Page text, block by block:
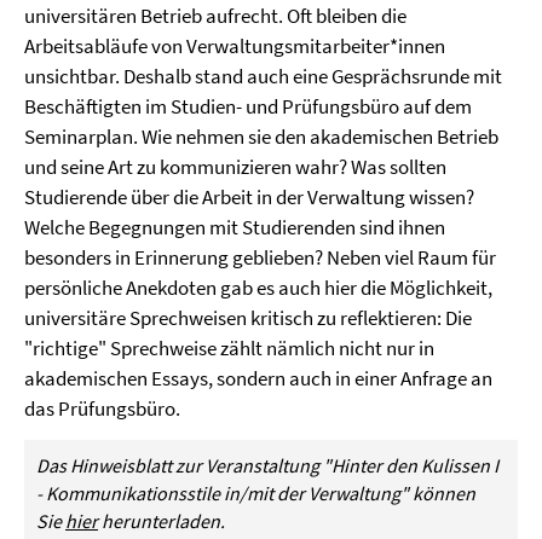
universitären Betrieb aufrecht. Oft bleiben die
Arbeitsabläufe von Verwaltungsmitarbeiter*innen
unsichtbar. Deshalb stand auch eine Gesprächsrunde mit
Beschäftigten im Studien- und Prüfungsbüro auf dem
Seminarplan. Wie nehmen sie den akademischen Betrieb
und seine Art zu kommunizieren wahr? Was sollten
Studierende über die Arbeit in der Verwaltung wissen?
Welche Begegnungen mit Studierenden sind ihnen
besonders in Erinnerung geblieben? Neben viel Raum für
persönliche Anekdoten gab es auch hier die Möglichkeit,
universitäre Sprechweisen kritisch zu reflektieren: Die
"richtige" Sprechweise zählt nämlich nicht nur in
akademischen Essays, sondern auch in einer Anfrage an
das Prüfungsbüro.
Das Hinweisblatt zur Veranstaltung "Hinter den Kulissen I
- Kommunikationsstile in/mit der Verwaltung" können
Siehierherunterladen.